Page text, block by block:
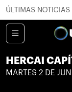
ÚLTIMAS NOTICIAS
HERCAI
MARTES 2 DE